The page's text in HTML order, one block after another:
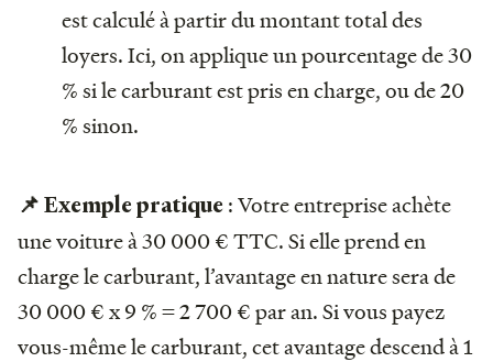
est calculé à partir du montant total des
loyers. Ici, on applique un pourcentage de 30
% si le carburant est pris en charge, ou de 20
% sinon.
📌 Exemple pratique : Votre entreprise achète
une voiture à 30 000 € TTC. Si elle prend en
charge le carburant, l’avantage en nature sera de
30 000 € x 9 % = 2 700 € par an. Si vous payez
vous-même le carburant, cet avantage descend à 1